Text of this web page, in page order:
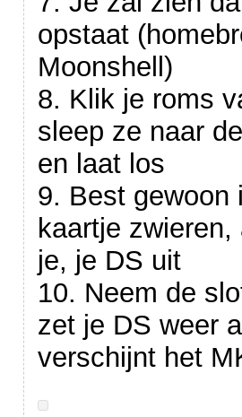
opstaat
Moonshell)
8. Klik je roms
sleep ze naar
en laat los
9. Best gewoon
kaartje
je, je DS uit
10. Neem de
zet je DS weer
verschijnt het